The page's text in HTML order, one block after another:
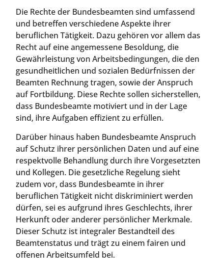
Die Rechte der Bundesbeamten sind umfassend
und betreffen verschiedene Aspekte ihrer
beruflichen Tätigkeit. Dazu gehören vor allem das
Recht auf eine angemessene Besoldung, die
Gewährleistung von Arbeitsbedingungen, die den
gesundheitlichen und sozialen Bedürfnissen der
Beamten Rechnung tragen, sowie der Anspruch
auf Fortbildung. Diese Rechte sollen sicherstellen,
dass Bundesbeamte motiviert und in der Lage
sind, ihre Aufgaben effizient zu erfüllen.
Darüber hinaus haben Bundesbeamte Anspruch
auf Schutz ihrer persönlichen Daten und auf eine
respektvolle Behandlung durch ihre Vorgesetzten
und Kollegen. Die gesetzliche Regelung sieht
zudem vor, dass Bundesbeamte in ihrer
beruflichen Tätigkeit nicht diskriminiert werden
dürfen, sei es aufgrund ihres Geschlechts, ihrer
Herkunft oder anderer persönlicher Merkmale.
Dieser Schutz ist integraler Bestandteil des
Beamtenstatus und trägt zu einem fairen und
offenen Arbeitsumfeld bei.